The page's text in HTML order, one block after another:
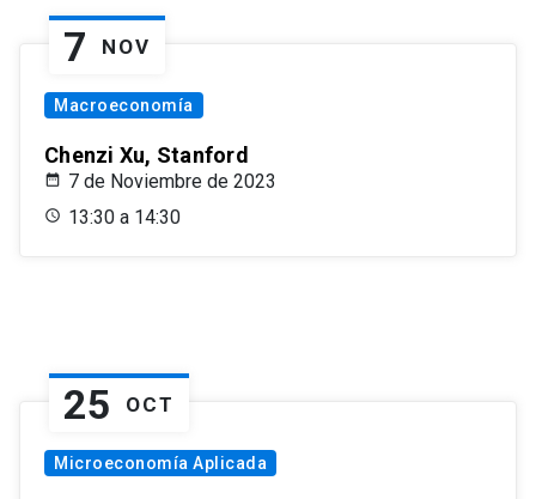
7 NOV
Macroeconomía
Chenzi Xu, Stanford
7 de Noviembre de 2023
13:30 a 14:30
25 OCT
Microeconomía Aplicada